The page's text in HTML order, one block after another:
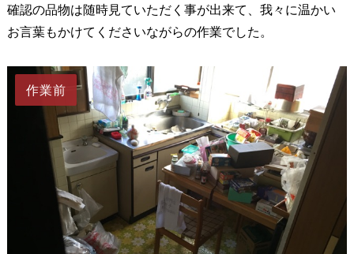
確認の品物は随時見ていただく事が出来て、我々に温かい
お言葉もかけてくださいながらの作業でした。
作業前